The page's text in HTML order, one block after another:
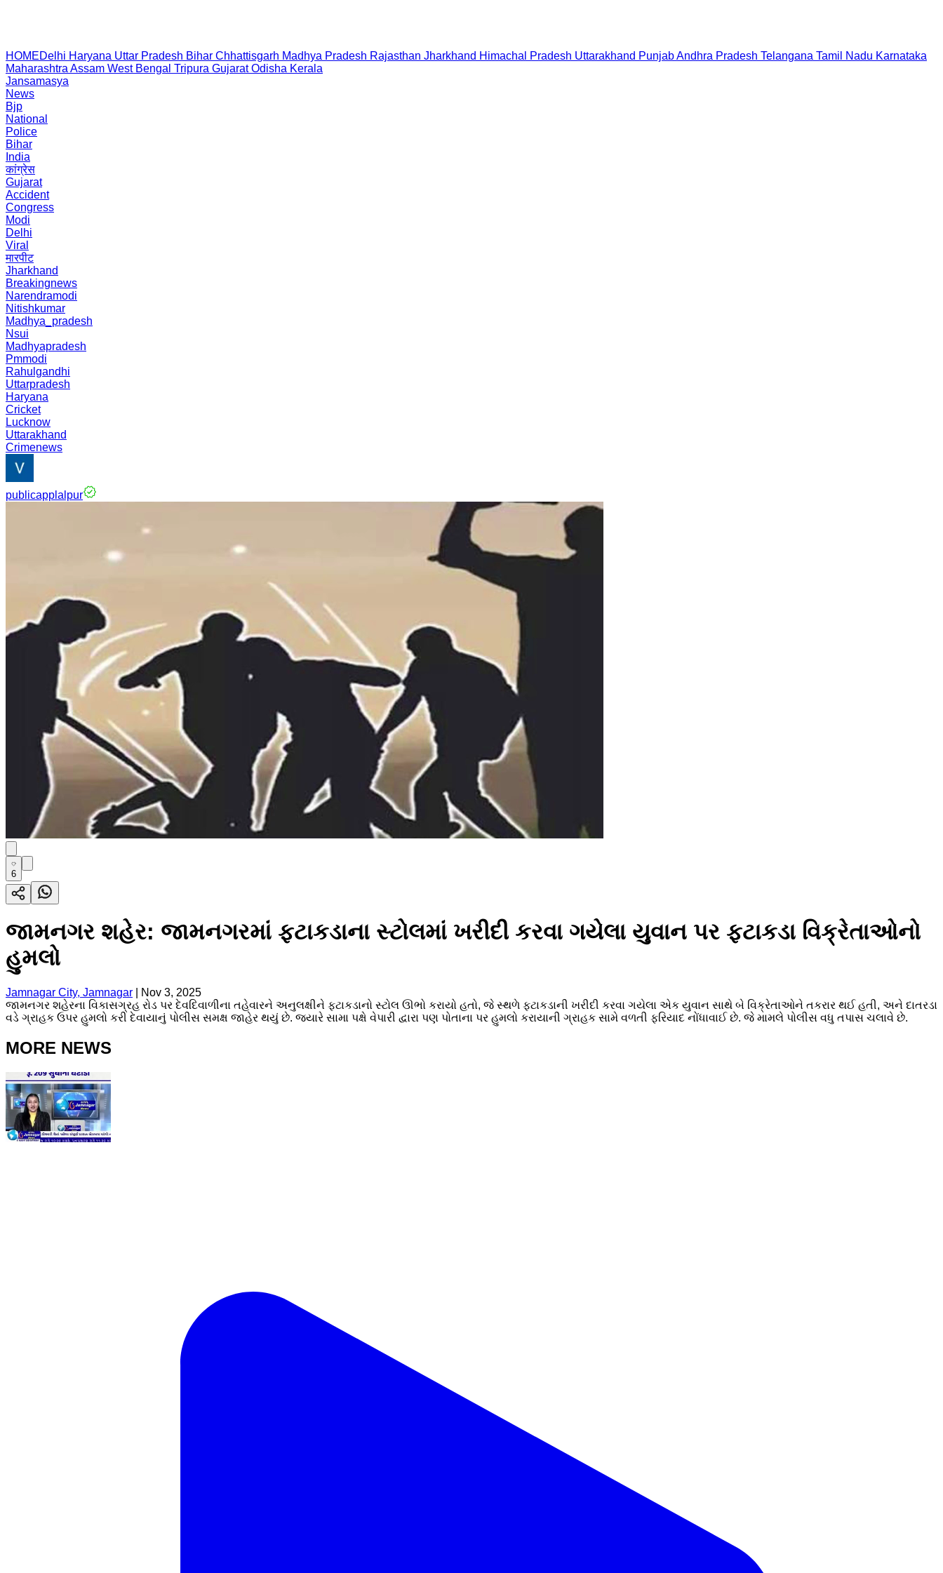
HOMEDelhi Haryana Uttar Pradesh Bihar Chhattisgarh Madhya Pradesh Rajasthan Jharkhand Himachal Pradesh Uttarakhand PunjabAndhra Pradesh Telangana Tamil Nadu Karnataka
Maharashtra Assam West Bengal Tripura Gujarat Odisha Kerala
Jansamasya
News
Bjp
National
Police
Bihar
India
कांग्रेस
Gujarat
Accident
Congress
Modi
Delhi
Viral
मारपीट
Jharkhand
Breakingnews
Narendramodi
Nitishkumar
Madhya_pradesh
Nsui
Madhyapradesh
Pmmodi
Rahulgandhi
Uttarpradesh
Haryana
Cricket
Lucknow
Uttarakhand
Crimenews
publicapplalpur
6
જામનગર શહેર: જામનગરમાં ફટાકડાના સ્ટોલમાં ખરીદી કરવા ગયેલા યુવાન પર ફટાકડા વિક્રેતાઓનો
હુમલો
Jamnagar City, Jamnagar
Nov 3, 2025
જામનગર શહેરના વિકાસગ્રહ રોડ પર દેવદિવાળીના તહેવારને અનુલક્ષીને ફટાકડાનો સ્ટોલ ઊભો કરાયો હતો, જે સ્થળે ફટાકડાની ખરીદી કરવા ગયેલા એક યુવાન સાથે બે વિક્રેતાઓને તકરાર થઈ હતી, અને દાતરડા
વડે ગ્રાહક ઉપર હુમલો કરી દેવાયાનું પોલીસ સમક્ષ જાહેર થયું છે. જયારે સામા પક્ષે વેપારી દ્વારા પણ પોતાના પર હુમલો કરાયાની ગ્રાહક સામે વળતી ફરિયાદ નોંધાવાઈ છે. જે મામલે પોલીસ વધુ તપાસ ચલાવે છે.
MORE NEWS